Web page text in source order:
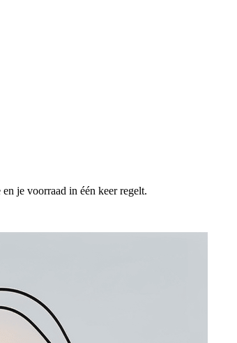
je voorraad in één keer regelt.